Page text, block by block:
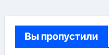
Вы пропустили